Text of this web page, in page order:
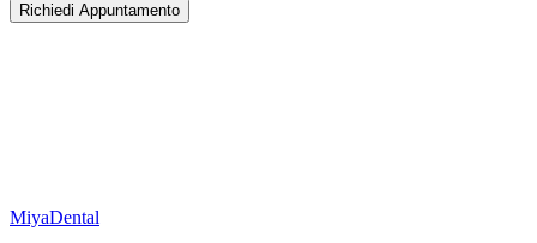
Richiedi Appuntamento
MiyaDental